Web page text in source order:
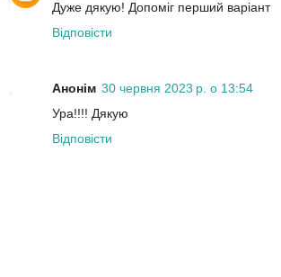
Дуже дякую! Допоміг перший варіант
Відповісти
Анонім 30 червня 2023 р. о 13:54
Ура!!!! Дякую
Відповісти